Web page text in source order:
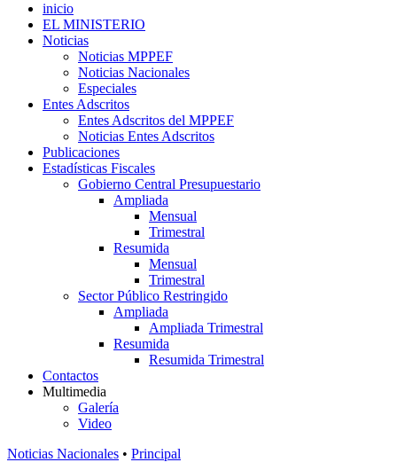
inicio
EL MINISTERIO
Noticias
Noticias MPPEF
Noticias Nacionales
Especiales
Entes Adscritos
Entes Adscritos del MPPEF
Noticias Entes Adscritos
Publicaciones
Estadísticas Fiscales
Gobierno Central Presupuestario
Ampliada
Mensual
Trimestral
Resumida
Mensual
Trimestral
Sector Público Restringido
Ampliada
Ampliada Trimestral
Resumida
Resumida Trimestral
Contactos
Multimedia
Galería
Video
Noticias Nacionales • Principal